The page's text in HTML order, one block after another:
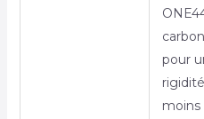
pour
moins